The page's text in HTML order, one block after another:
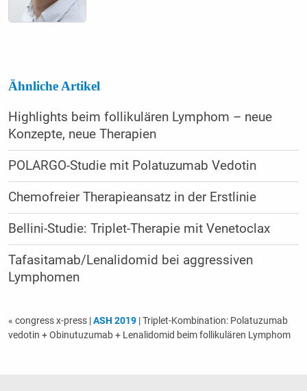
Ähnliche Artikel
Highlights beim follikulären Lymphom – neue
Konzepte, neue Therapien
POLARGO-Studie mit Polatuzumab Vedotin
Chemofreier Therapieansatz in der Erstlinie
Bellini-Studie: Triplet-Therapie mit Venetoclax
Tafasitamab/Lenalidomid bei aggressiven
Lymphomen
« congress x-press |ASH 2019| Triplet-Kombination: Polatuzumab
vedotin + Obinutuzumab + Lenalidomid beim follikulären Lymphom